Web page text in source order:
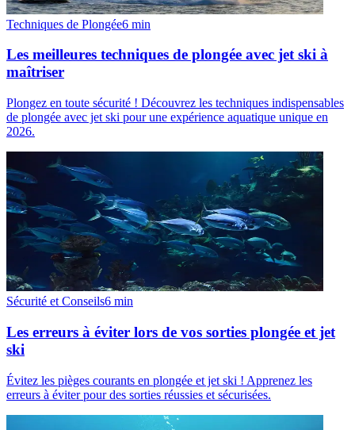
Techniques de Plongée6 min
Les meilleures techniques de plongée avec jet ski à
maîtriser
Plongez en toute sécurité ! Découvrez les techniques indispensables
de plongée avec jet ski pour une expérience aquatique unique en
2026.
Sécurité et Conseils6 min
Les erreurs à éviter lors de vos sorties plongée et jet
ski
Évitez les pièges courants en plongée et jet ski ! Apprenez les
erreurs à éviter pour des sorties réussies et sécurisées.